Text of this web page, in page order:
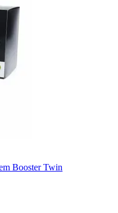
Booster Twin